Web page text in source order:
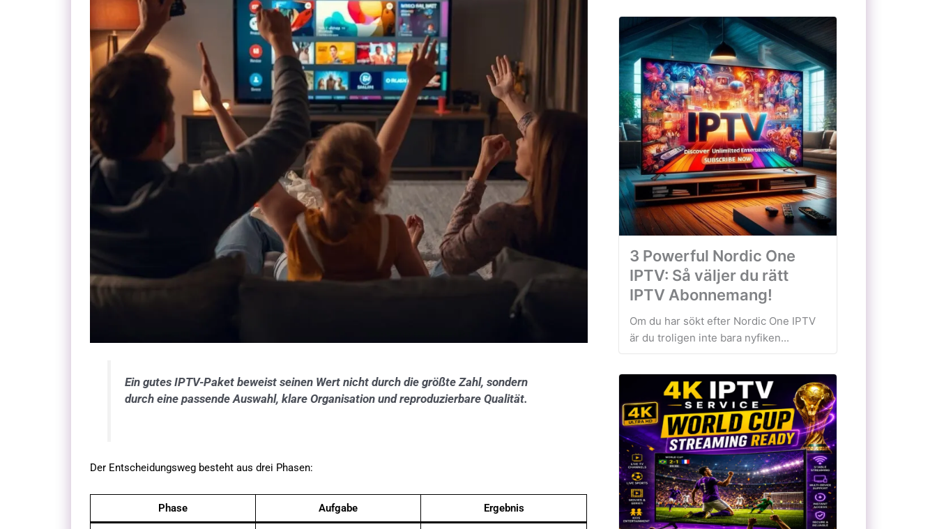
Ein gutes IPTV-Paket beweist seinen Wert nicht durch die größte Zahl, sondern
durch eine passende Auswahl, klare Organisation und reproduzierbare Qualität.
Der Entscheidungsweg besteht aus drei Phasen:
Phase Aufgabe Ergebnis
3 Powerful Nordic One
IPTV: Så väljer du rätt
IPTV Abonnemang!
Om du har sökt efter Nordic One IPTV
är du troligen inte bara nyfiken...